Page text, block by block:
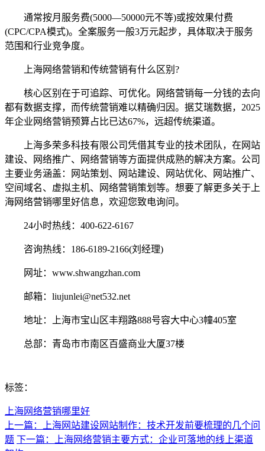
通常按月服务费(5000—50000元不等)或按效果付费
(CPC/CPA模式)。全案服务一般3万元起步，具体取决于服务
范围和行业竞争度。
上海网络营销和传统营销有什么区别?
核心区别在于可追踪、可优化。网络营销每一分钱的去向
都有数据支撑，而传统营销难以精确归因。据艾瑞数据，2025
年企业网络营销预算占比已达67%，远超传统渠道。
上海多荣多科技有限公司凭借其专业的技术团队，在网站
建设、网络推广、网络营销等方面提供成熟的解决方案。公司
主要业务涵盖：网站策划、网站建设、网站优化、网站推广、
空间域名、虚拟主机、网络营销策划等。想要了解更多关于上
海网络营销哪里好信息，欢迎您致电询问。
24小时热线：400-622-6167
咨询热线：186-6189-2166(刘经理)
网址：www.shwangzhan.com
邮箱：liujunlei@net532.net
地址：上海市宝山区丰翔路888号容大中心3幢405室
总部：青岛市市南区百盛商业大厦37楼
标签：
上海网络营销哪里好
上一篇：上海网站建设网站制作：技术开发前要梳理的几个问
题 下一篇：上海网络营销主要方式：企业可落地的线上渠道